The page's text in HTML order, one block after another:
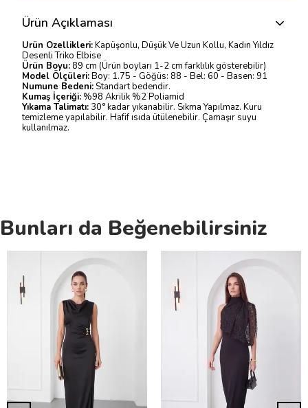
Ürün Açıklaması
Ürün Özellikleri:Kapüşonlu, Düşük Ve Uzun Kollu, Kadın Yıldız
Desenli Triko Elbise
Ürün Boyu: 89 cm (Ürün boyları 1-2 cm farklılık gösterebilir)
Model Ölçüleri:Boy: 1.75 - Göğüs: 88 - Bel: 60 - Basen: 91
Numune Bedeni: Standart bedendir.
Kumaş İçeriği: %98 Akrilik %2 Poliamid
Yıkama Talimatı:30° kadar yıkanabilir. Sıkma Yapılmaz. Kuru
temizleme yapılabilir. Hafif ısıda ütülenebilir. Çamaşır suyu
kullanılmaz.
Bunları da Beğenebilirsiniz